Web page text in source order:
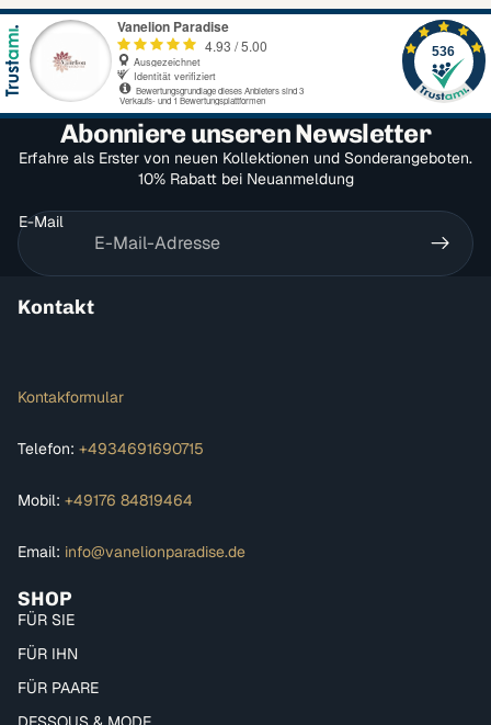
Abonniere unseren Newsletter
Erfahre als Erster von neuen Kollektionen und Sonderangeboten.
10% Rabatt bei Neuanmeldung
E-Mail
Kontakt
Kontakformular
Telefon: +4934691690715
Mobil: +49176 84819464
Email: info@vanelionparadise.de
SHOP
FÜR SIE
FÜR IHN
FÜR PAARE